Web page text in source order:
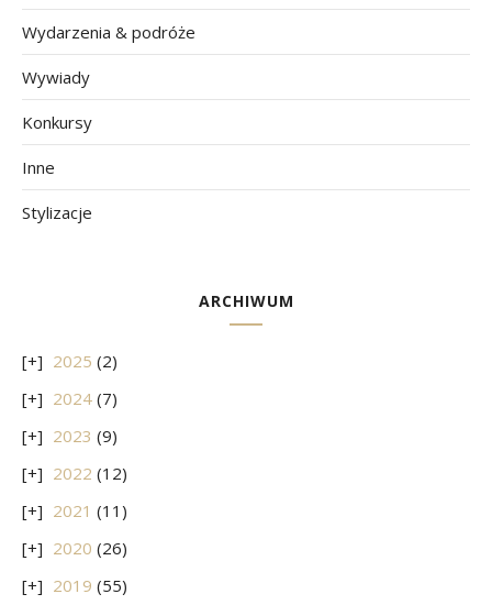
Wydarzenia & podróże
Wywiady
Konkursy
Inne
Stylizacje
ARCHIWUM
2025 (2)
2024 (7)
2023 (9)
2022 (12)
2021 (11)
2020 (26)
2019 (55)